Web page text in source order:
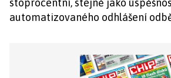
stoprocentní, stejně jako
automatizovaného odhlášení